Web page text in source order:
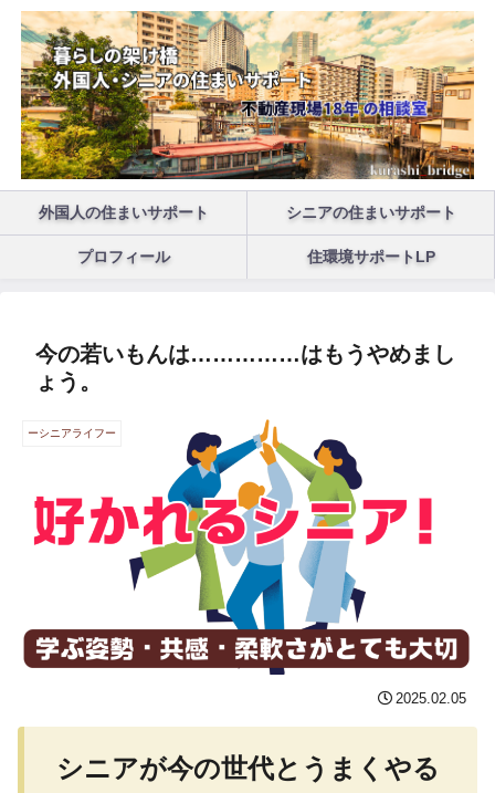
外国人の住まいサポート シニアの住まいサポート
プロフィール 住環境サポートLP
今の若いもんは……………はもうやめまし
ょう。
ーシニアライフー
2025.02.05
シニアが今の世代とうまくやる